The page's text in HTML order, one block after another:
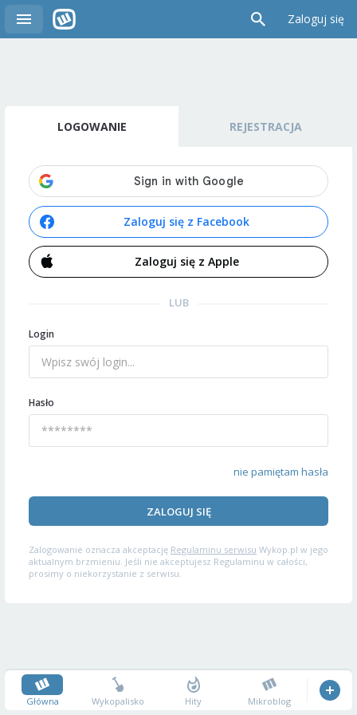
Zaloguj się
LOGOWANIE REJESTRACJA
Zaloguj się z Facebook
Zaloguj się z Apple
LUB
Login
Hasło
nie pamiętam hasła
ZALOGUJ SIĘ
Zalogowanie oznacza akceptację Regulaminu serwisu Wykop.pl w jego
aktualnym brzmieniu. Jeśli nie akceptujesz Regulaminu w całości,
prosimy o niekorzystanie z serwisu.
Główna Wykopalisko Hity Mikroblog